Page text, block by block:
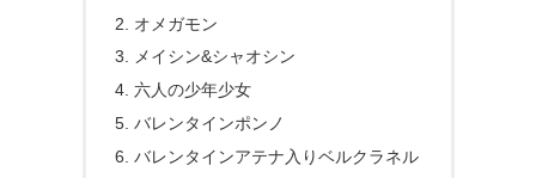
オメガモン
メイシン&シャオシン
六人の少年少女
バレンタインポンノ
バレンタインアテナ入りベルクラネル